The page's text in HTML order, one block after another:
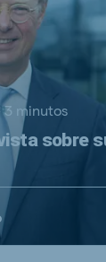
3 minutos
sobre